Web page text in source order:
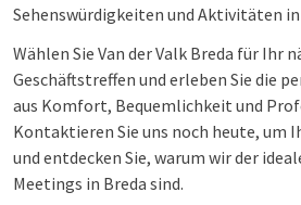
Sehenswürdigkeiten und Aktivitäten
Wählen Sie Van der Valk Breda für Ihr
Geschäftstreffen und erleben Sie die
aus Komfort, Bequemlichkeit und
Kontaktieren Sie uns noch heute, um
und entdecken Sie, warum wir der
Meetings in Breda sind.